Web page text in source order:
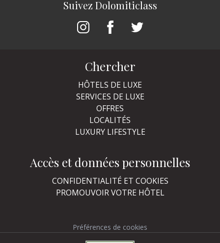
Suivez Dolomiticlass
Chercher
HÔTELS DE LUXE
SERVICES DE LUXE
OFFRES
LOCALITÉS
LUXURY LIFESTYLE
Accès et données personnelles
CONFIDENTIALITÉ ET COOKIES
PROMOUVOIR VOTRE HÔTEL
Préférences de cookies